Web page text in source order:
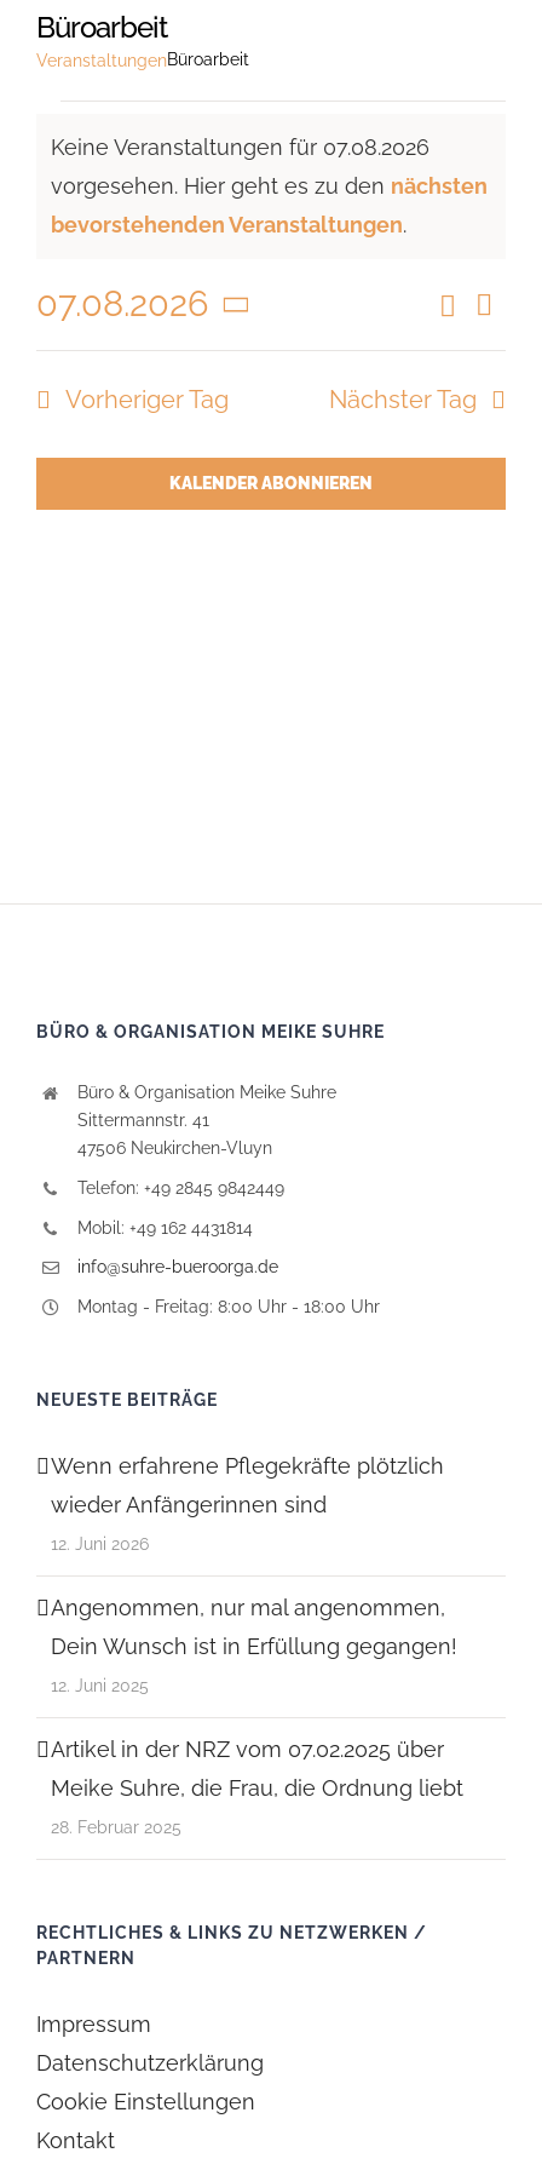
Büroarbeit
VeranstaltungenBüroarbeit
für
07.08.2026
Hinweis
Keine Veranstaltungen für 07.08.2026
vorgesehen. Hier geht es zu den nächsten
bevorstehenden Veranstaltungen.
und
Suche
Tag
07.08.2026
Datum
wählen.
Vorheriger Tag Nächster Tag
KALENDER ABONNIEREN
BÜRO & ORGANISATION MEIKE SUHRE
Büro & Organisation Meike Suhre
Sittermannstr. 41
47506 Neukirchen-Vluyn
Telefon: +49 2845 9842449
Mobil: +49 162 4431814
info@suhre-bueroorga.de
Montag - Freitag: 8:00 Uhr - 18:00 Uhr
NEUESTE BEITRÄGE
Wenn erfahrene Pflegekräfte plötzlich
wieder Anfängerinnen sind
12. Juni 2026
Angenommen, nur mal angenommen,
Dein Wunsch ist in Erfüllung gegangen!
12. Juni 2025
Artikel in der NRZ vom 07.02.2025 über
Meike Suhre, die Frau, die Ordnung liebt
28. Februar 2025
RECHTLICHES & LINKS ZU NETZWERKEN /
PARTNERN
Impressum
Datenschutzerklärung
Cookie Einstellungen
Kontakt